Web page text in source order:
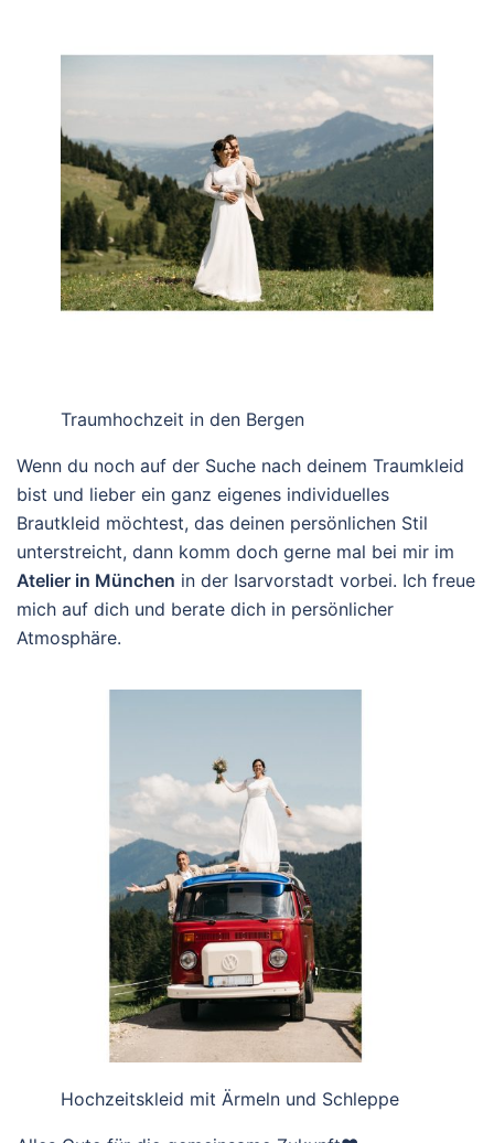
Traumhochzeit in den Bergen
Wenn du noch auf der Suche nach deinem Traumkleid
bist und lieber ein ganz eigenes individuelles
Brautkleid möchtest, das deinen persönlichen Stil
unterstreicht, dann komm doch gerne mal bei mir im
Atelier in München in der Isarvorstadt vorbei. Ich freue
mich auf dich und berate dich in persönlicher
Atmosphäre.
Hochzeitskleid mit Ärmeln und Schleppe